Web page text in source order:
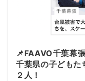
📌FAAVO千葉幕
千葉県の子ども
２人！